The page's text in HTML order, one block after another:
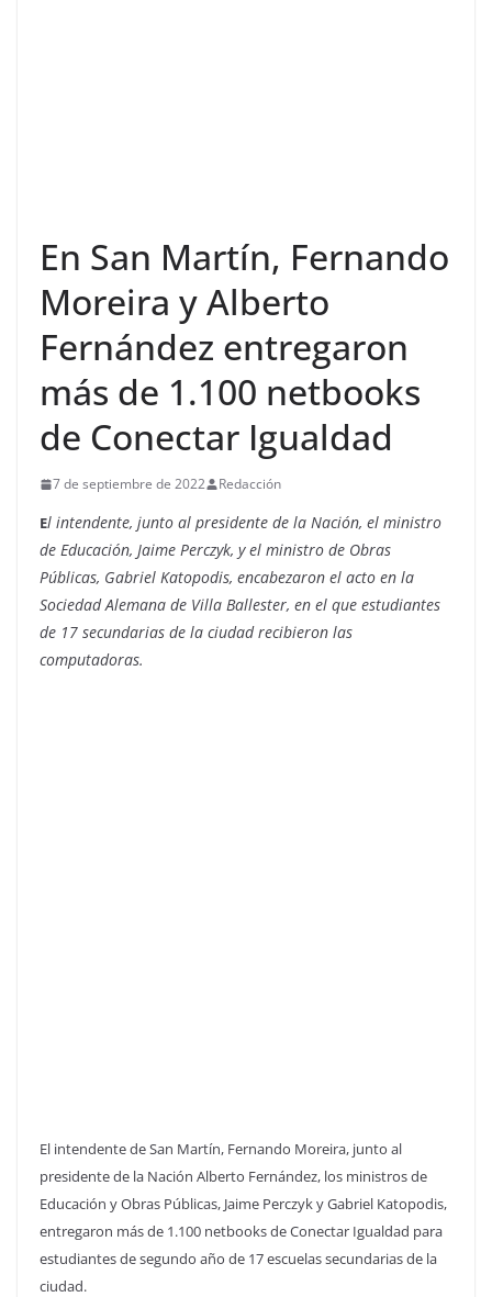
En San Martín, Fernando
Moreira y Alberto
Fernández entregaron
más de 1.100 netbooks
de Conectar Igualdad
7 de septiembre de 2022 Redacción
El intendente, junto al presidente de la Nación, el ministro
de Educación, Jaime Perczyk, y el ministro de Obras
Públicas, Gabriel Katopodis, encabezaron el acto en la
Sociedad Alemana de Villa Ballester, en el que estudiantes
de 17 secundarias de la ciudad recibieron las
computadoras.
El intendente de San Martín, Fernando Moreira, junto al
presidente de la Nación Alberto Fernández, los ministros de
Educación y Obras Públicas, Jaime Perczyk y Gabriel Katopodis,
entregaron más de 1.100 netbooks de Conectar Igualdad para
estudiantes de segundo año de 17 escuelas secundarias de la
ciudad.